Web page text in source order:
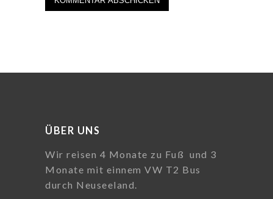
ÜBER UNS
Wir reisen 4 Monate zu Fuß und 3
Monate mit einnem VW T2 Bus
durch Neuseeland.